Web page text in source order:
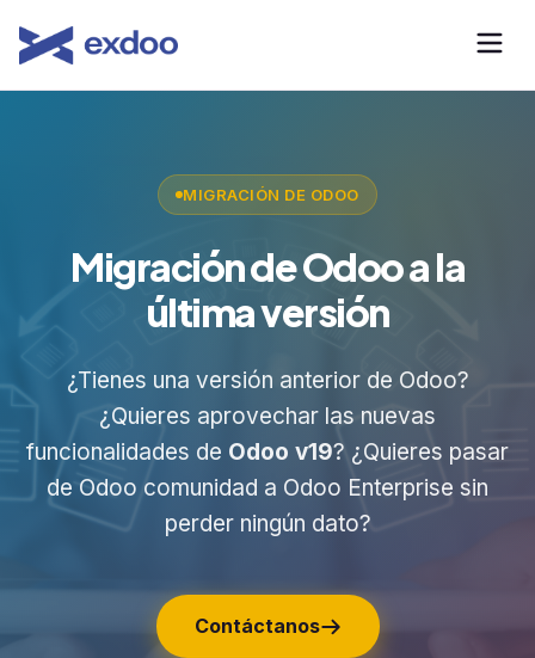
MIGRACIÓN DE ODOO
Migración de Odoo a la
última versión
¿Tienes una versión anterior de Odoo?
¿Quieres aprovechar las nuevas
funcionalidades de Odoo v19? ¿Quieres pasar
de Odoo comunidad a Odoo Enterprise sin
perder ningún dato?
Contáctanos